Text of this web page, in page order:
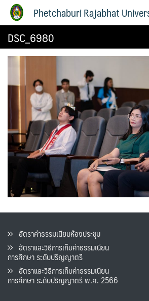
Phetchaburi Rajabhat
DSC_6980
อัตราค่าธรรมเนียมห้องประชุม
อัตราและวิธีการเก็บค่าธรรมเนียน
การศึกษา ระดับปริญญาตรี
อัตราและวิธีการเก็บค่าธรรมเนียน
การศึกษา ระดับปริญญาตรี พ.ศ. 2566